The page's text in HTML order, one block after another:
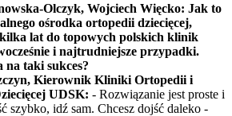
Olczyk, Wojciech Więcko: Jak to
ośrodka ortopedii dziecięcej,
lat do topowych polskich klinik
i najtrudniejsze przypadki.
na taki sukces?
Kierownik Kliniki Ortopedii i
UDSK: - Rozwiązanie jest proste i
szybko, idź sam. Chcesz dojść daleko -